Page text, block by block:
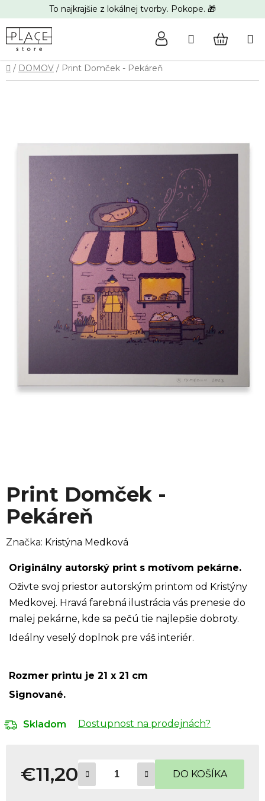
na
obsah
To najkrajšie z lokálnej tvorby. Pokope. 🎁
Hľadať
Domov
/ DOMOV / Print Domček - Pekáreň
Print Domček -
Pekáreň
Značka: Kristýna Medková
Originálny autorský print s motívom pekárne.
Oživte svoj priestor autorským printom od Kristýny
Medkovej. Hravá farebná ilustrácia vás prenesie do
malej pekárne, kde sa pečú tie najlepšie dobroty.
Ideálny veselý doplnok pre váš interiér.
Rozmer printu je 21 x 21 cm
Signované.
Skladom Dostupnost na prodejnách?
€11,20 DO KOŠÍKA